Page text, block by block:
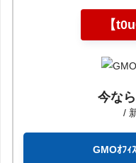
【
今なら
/
GMOｵﾌｨ